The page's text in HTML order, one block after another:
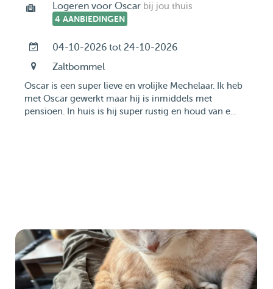
Logeren voor Oscar bij jou thuis
4 AANBIEDINGEN
04-10-2026 tot 24-10-2026
Zaltbommel
Oscar is een super lieve en vrolijke Mechelaar. Ik heb
met Oscar gewerkt maar hij is inmiddels met
pensioen. In huis is hij super rustig en houd van e...